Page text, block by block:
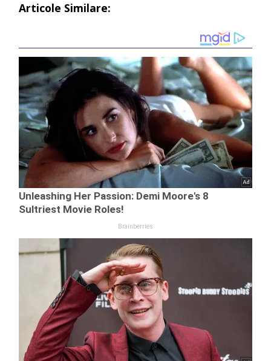
Articole Similare: